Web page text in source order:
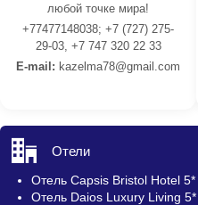
любой точке мира!
+77477148038; +7 (727) 275-
29-03, +7 747 320 22 33
E-mail: kazelma78@gmail.com
Отели
Отель Capsis Bristol Hotel 5*
Отель Daios Luxury Living